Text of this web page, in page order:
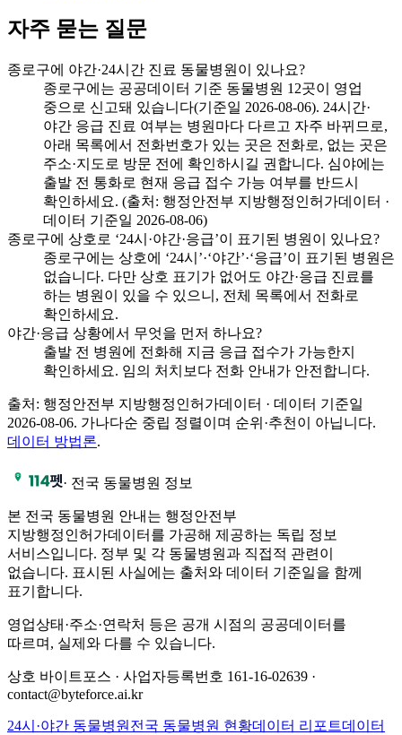
자주 묻는 질문
종로구에 야간·24시간 진료 동물병원이 있나요?
종로구에는 공공데이터 기준 동물병원 12곳이 영업
중으로 신고돼 있습니다(기준일 2026-08-06). 24시간·
야간 응급 진료 여부는 병원마다 다르고 자주 바뀌므로,
아래 목록에서 전화번호가 있는 곳은 전화로, 없는 곳은
주소·지도로 방문 전에 확인하시길 권합니다. 심야에는
출발 전 통화로 현재 응급 접수 가능 여부를 반드시
확인하세요. (출처: 행정안전부 지방행정인허가데이터 ·
데이터 기준일 2026-08-06)
종로구에 상호로 ‘24시·야간·응급’이 표기된 병원이 있나요?
종로구에는 상호에 ‘24시’·‘야간’·‘응급’이 표기된 병원은
없습니다. 다만 상호 표기가 없어도 야간·응급 진료를
하는 병원이 있을 수 있으니, 전체 목록에서 전화로
확인하세요.
야간·응급 상황에서 무엇을 먼저 하나요?
출발 전 병원에 전화해 지금 응급 접수가 가능한지
확인하세요. 임의 처치보다 전화 안내가 안전합니다.
출처: 행정안전부 지방행정인허가데이터 · 데이터 기준일
2026-08-06. 가나다순 중립 정렬이며 순위·추천이 아닙니다.
데이터 방법론.
· 전국 동물병원 정보
본 전국 동물병원 안내는 행정안전부
지방행정인허가데이터를 가공해 제공하는 독립 정보
서비스입니다. 정부 및 각 동물병원과 직접적 관련이
없습니다. 표시된 사실에는 출처와 데이터 기준일을 함께
표기합니다.
영업상태·주소·연락처 등은 공개 시점의 공공데이터를
따르며, 실제와 다를 수 있습니다.
상호 바이트포스 · 사업자등록번호 161-16-02639 ·
contact@byteforce.ai.kr
24시·야간 동물병원 전국 동물병원 현황데이터 리포트데이터